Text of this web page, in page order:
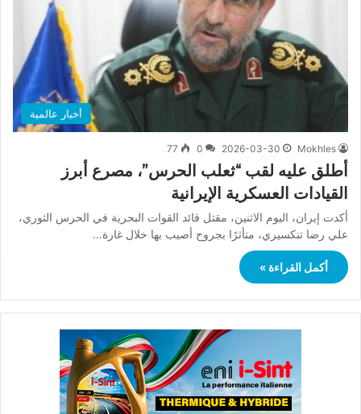
أخبار عالمية
Mokhles
2026-03-30
0
77
أطلق عليه لقب “ثعلب الحرس”، مصرع أبرز
القيادات العسكرية الإيرانية
أكدت إيران، اليوم الاثنين، مقتل قائد القوات البحرية في الحرس الثوري،
علي رضا تنكسيري، متأثرًا بجروح أصيب بها خلال غارة…
أكمل القراءة »